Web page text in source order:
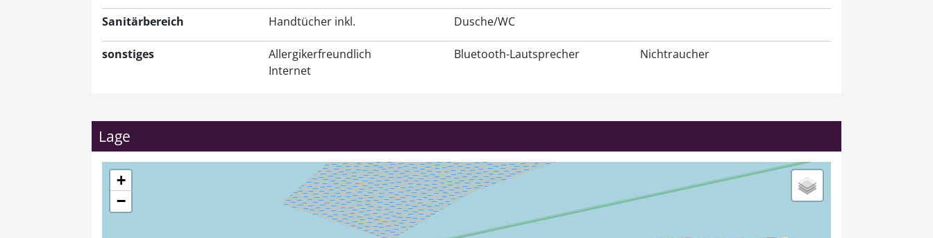
Sanitärbereich Handtücher inkl. Dusche/WC
sonstiges Allergikerfreundlich Bluetooth-Lautsprecher
Nichtraucher
Internet
Lage
+
−